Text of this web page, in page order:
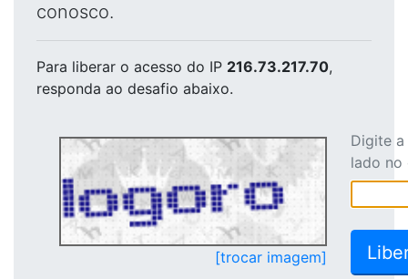
conosco.
Para liberar o acesso do IP 216.73.217.70,
responda ao desafio abaixo.
[trocar imagem]
Digite
lado no